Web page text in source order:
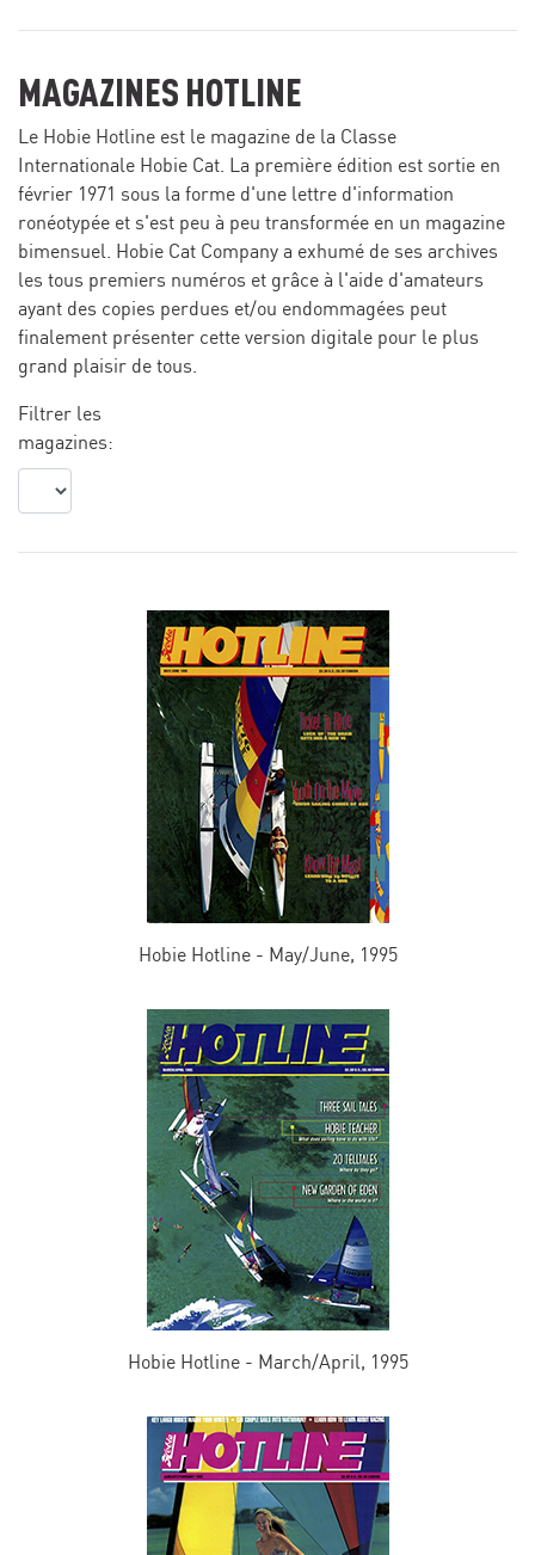
MAGAZINES HOTLINE
Le Hobie Hotline est le magazine de la Classe
Internationale Hobie Cat. La première édition est sortie en
février 1971 sous la forme d'une lettre d'information
ronéotypée et s'est peu à peu transformée en un magazine
bimensuel. Hobie Cat Company a exhumé de ses archives
les tous premiers numéros et grâce à l'aide d'amateurs
ayant des copies perdues et/ou endommagées peut
finalement présenter cette version digitale pour le plus
grand plaisir de tous.
Filtrer les
magazines:
Hobie Hotline - May/June, 1995
Hobie Hotline - March/April, 1995